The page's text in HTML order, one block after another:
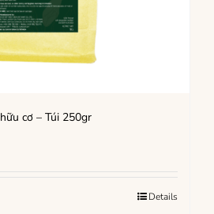
cơ – Túi 250gr
Details